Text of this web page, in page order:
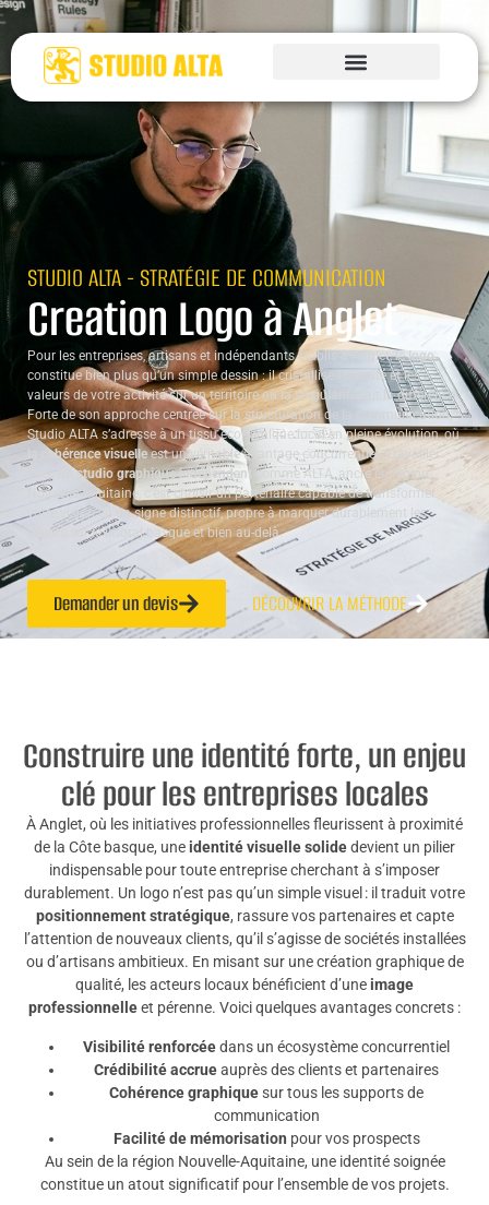
STUDIO ALTA - STRATÉGIE DE COMMUNICATION
Creation Logo à Anglet
Pour les entreprises, artisans et indépendants établis à Anglet, lelogo
constitue bien plus qu’un simple dessin : il cristallise l’identité et les
valeurs de votre activité sur un territoire où la singularité fait la différence.
Forte de son approche centrée sur la structuration de la communication,
Studio ALTA s’adresse à un tissu économique local en pleine évolution, où
la cohérence visuelleest un véritable avantage concurrentiel. Travailler
avec unstudio graphique indépendant comme ALTA, ancré en région
Nouvelle-Aquitaine, c’est choisir un partenaire capable de transformer
votre vision en un signe distinctif, propre à marquer durablement les
esprits sur le littoral basque et bien au-delà.
Demander un devis DÉCOUVRIR LA MÉTHODE
Construire une identité forte, un enjeu
clé pour les entreprises locales
À Anglet, où les initiatives professionnelles fleurissent à proximité
de la Côte basque, une identité visuelle solidedevient un pilier
indispensable pour toute entreprise cherchant à s’imposer
durablement. Un logo n’est pas qu’un simple visuel : il traduit votre
positionnement stratégique, rassure vos partenaires et capte
l’attention de nouveaux clients, qu’il s’agisse de sociétés installées
ou d’artisans ambitieux. En misant sur une création graphique de
qualité, les acteurs locaux bénéficient d’une image
professionnelleet pérenne. Voici quelques avantages concrets :
Visibilité renforcéedans un écosystème concurrentiel
Crédibilité accrueauprès des clients et partenaires
Cohérence graphiquesur tous les supports de
communication
Facilité de mémorisation pour vos prospects
Au sein de la région Nouvelle-Aquitaine, une identité soignée
constitue un atout significatif pour l’ensemble de vos projets.